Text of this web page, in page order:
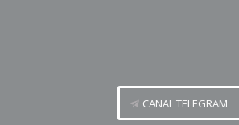
CANAL TELEGRAM